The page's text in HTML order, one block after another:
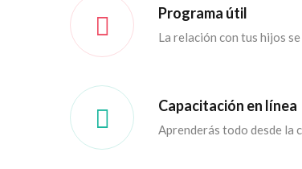
Programa útil
La relación con tus hijos
Capacitación en línea
Aprenderás todo desde la